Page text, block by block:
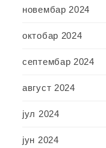
новембар 2024
октобар 2024
септембар 2024
август 2024
јул 2024
јун 2024